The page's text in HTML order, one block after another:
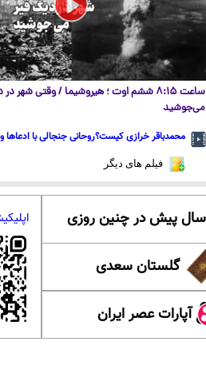
ساعت ۸:۱۵ ششم اوت ؛ هیروشیما / وقتی شهر
می‌جوشید
محمدباقر خرازی کیست؟روحانی جنجالی با ادعاها
فیلم های دیگر
گلستان سعدی
آپارات عصر ایران